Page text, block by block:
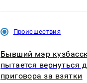
Происшествия
Бывший мэр
пытается вернуться
приговора за взятки